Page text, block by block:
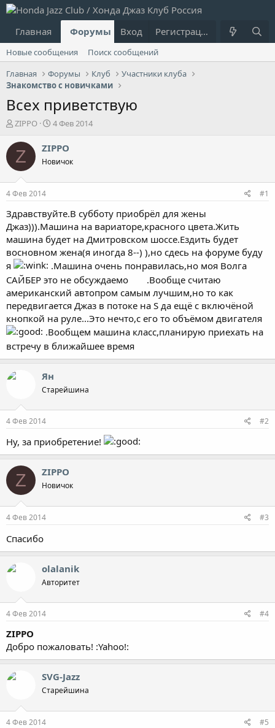
Главная Форумы Что нового?
Вход Регистрация
Новые сообщения
Поиск сообщений
Главная
Форумы Клуб
Участники клуба
Знакомство с новичками
Всех приветствую
А
т
о
р
е
м
ы
ZIPPO
Д
т
н
л
4 Фев 2014
Z ZIPPO
Новичок
4 Фев 2014 #1
Здравствуйте.В субботу приобрёл для жены
Джаз))).Машина на вариаторе,красного цвета.Жить
машина будет на Дмитровском шоссе.Ездить будет
восновном жена(я иногда 8--) ),но сдесь на форуме буду
я
.Машина очень понравилась,но моя Волга
САЙБЕР это не обсуждаемо
.Вообще считаю
американский автопром самым лучшим,но то как
передвигается Джаз в потоке на S да ещё с включёной
кнопкой на руле...Это нечто,с его то объёмом двигателя
.Вообщем машина класс,планирую приехать на
встречу в ближайшее время
Ян
Старейшина
4 Фев 2014 #2
Ну, за приобретение!
Z ZIPPO
Новичок
4 Фев 2014 #3
Спасибо
olalanik
Авторитет
4 Фев 2014 #4
ZIPPO
Добро пожаловать! :Yahoo!:
SVG-Jazz
Старейшина
4 Фев 2014 #5